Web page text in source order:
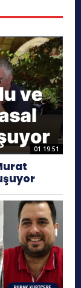
01:19:51